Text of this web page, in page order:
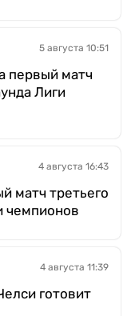
5 августа 10:51
первый матч
Лиги
4 августа 16:43
матч третьего
чемпионов
4 августа 11:39
готовит